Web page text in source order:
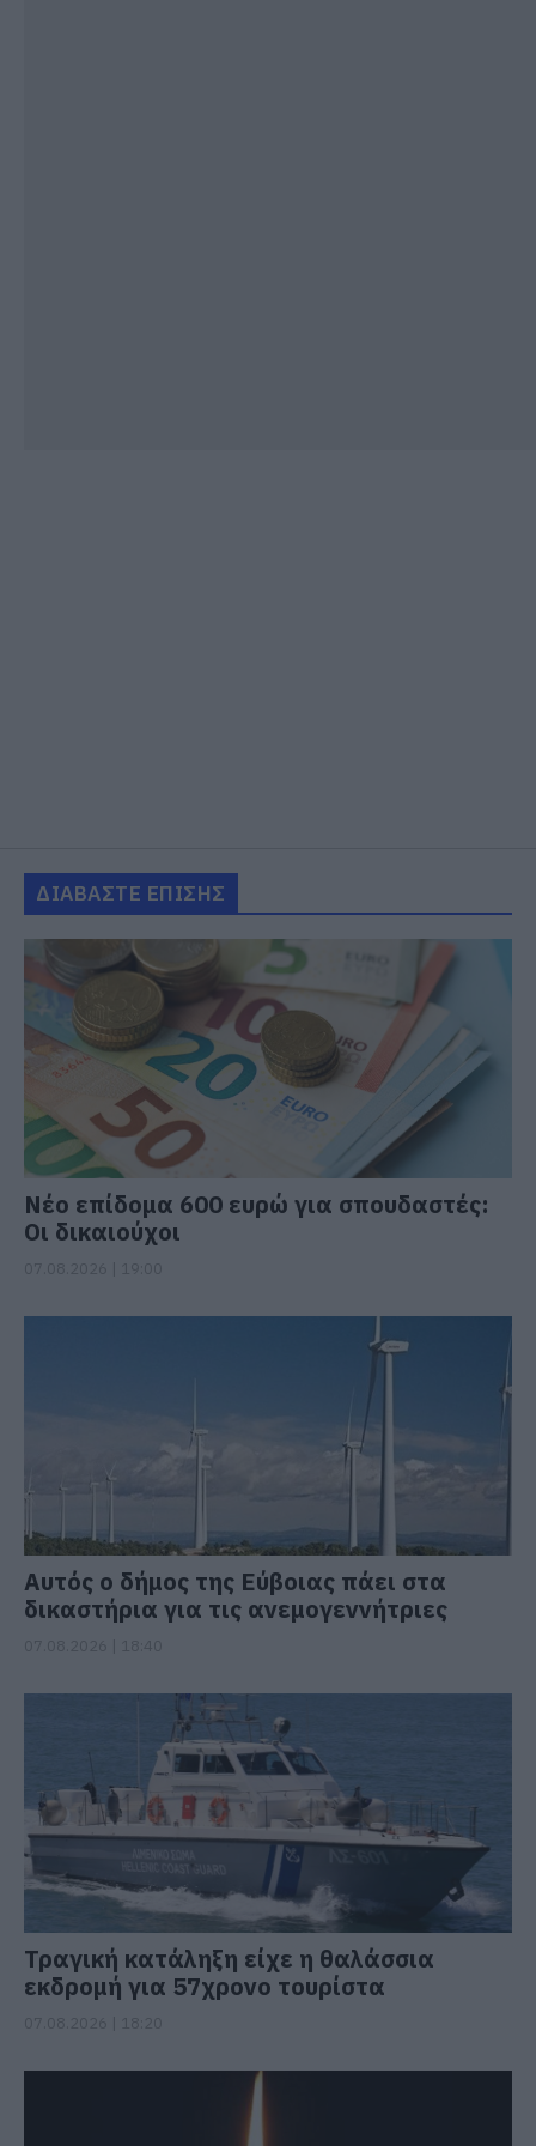
ΔΙΑΒΑΣΤΕ ΕΠΙΣΗΣ
Νέο επίδομα 600 ευρώ για σπουδαστές:
Οι δικαιούχοι
Αυτός ο δήμος της Εύβοιας πάει στα
δικαστήρια για τις ανεμογεννήτριες
Τραγική κατάληξη είχε η θαλάσσια
εκδρομή για 57χρονο τουρίστα